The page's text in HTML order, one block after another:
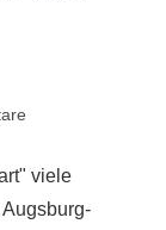
viele